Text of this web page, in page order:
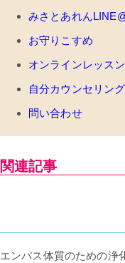
みさとあれん
お守りこすめ
オンラインレッスン
自分カウンセリン
問い合わせ
関連記事
エンパス体質のための浄